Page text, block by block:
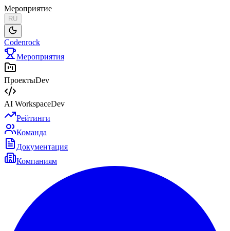
Мероприятие
RU
Codenrock
Мероприятия
ПроектыDev
AI WorkspaceDev
Рейтинги
Команда
Документация
Компаниям